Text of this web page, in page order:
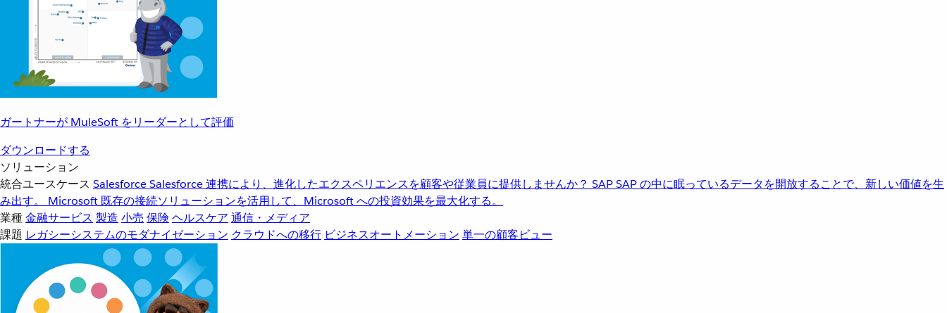
ガートナーが MuleSoft をリーダーとして評価
ダウンロードする
ソリューション
統合ユースケース SalesforceSalesforce 連携により、進化したエクスペリエンスを顧客や従業員に提供しませんか？ SAPSAP の中に眠っているデータを開放することで、新しい価値を生
み出す。
Microsoft 既存の接続ソリューションを活用して、Microsoft への投資効果を最大化する。
業種金融サービス 製造 小売 保険 ヘルスケア 通信・メディア
課題 レガシーシステムのモダナイゼーション クラウドへの移行 ビジネスオートメーション 単一の顧客ビュー